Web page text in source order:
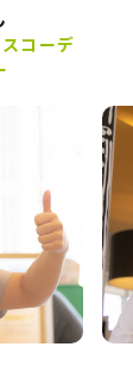
コーデ